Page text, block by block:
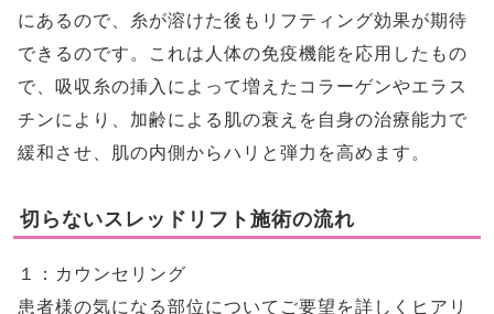
にあるので、糸が溶けた後もリフティング効果が期待
できるのです。これは人体の免疫機能を応用したもの
で、吸収糸の挿入によって増えたコラーゲンやエラス
チンにより、加齢による肌の衰えを自身の治療能力で
緩和させ、肌の内側からハリと弾力を高めます。
切らないスレッドリフト施術の流れ
１：カウンセリング
患者様の気になる部位についてご要望を詳しくヒアリ